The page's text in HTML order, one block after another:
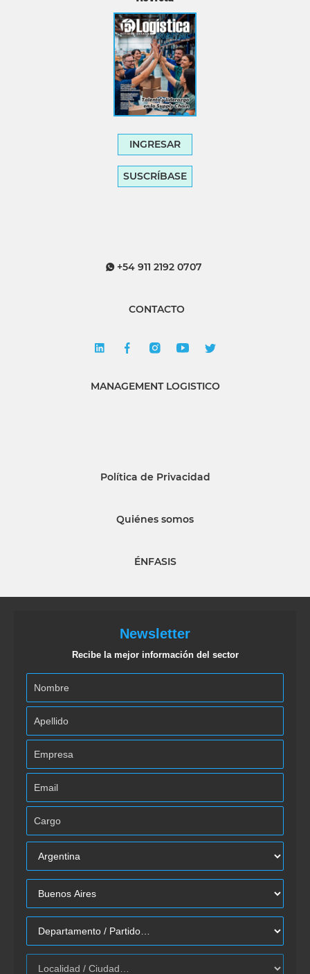
INGRESAR
SUSCRÍBASE
+54 911 2192 0707
CONTACTO
MANAGEMENT LOGISTICO
Política de Privacidad
Quiénes somos
ÉNFASIS
Newsletter
Recibe la mejor información del sector